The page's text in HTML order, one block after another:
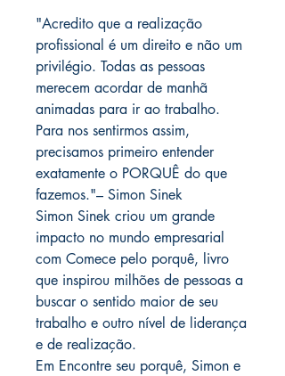
"Acredito que a realização
profissional é um direito e não um
privilégio. Todas as pessoas
merecem acordar de manhã
animadas para ir ao trabalho.
Para nos sentirmos assim,
precisamos primeiro entender
exatamente o PORQUÊ do que
fazemos."– Simon Sinek
Simon Sinek criou um grande
impacto no mundo empresarial
com Comece pelo porquê, livro
que inspirou milhões de pessoas a
buscar o sentido maior de seu
trabalho e outro nível de liderança
e de realização.
Em Encontre seu porquê, Simon e